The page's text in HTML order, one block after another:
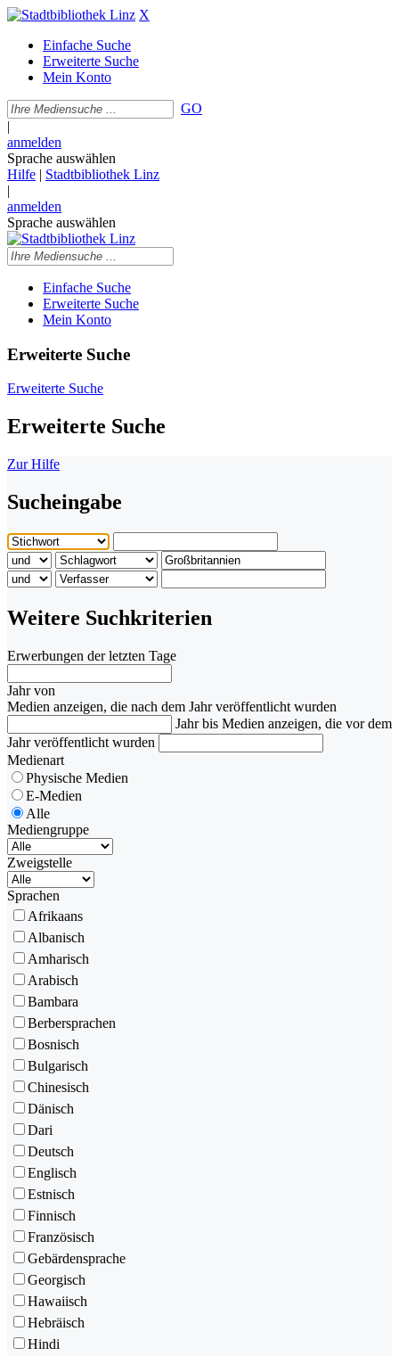
X
Einfache Suche
Erweiterte Suche
Mein Konto
GO
|
anmelden
Sprache auswählen
Hilfe | Stadtbibliothek Linz
|
anmelden
Sprache auswählen
Einfache Suche
Erweiterte Suche
Mein Konto
Erweiterte Suche
Erweiterte Suche
Erweiterte Suche
Zur Hilfe
Sucheingabe
Weitere Suchkriterien
Erwerbungen der letzten Tage
Jahr von
Medien anzeigen, die nach dem Jahr veröffentlicht wurden
Jahr bis Medien anzeigen, die vor dem
Jahr veröffentlicht wurden
Medienart
Physische Medien
E-Medien
Alle
Mediengruppe
Zweigstelle
Sprachen
Afrikaans
Albanisch
Amharisch
Arabisch
Bambara
Berbersprachen
Bosnisch
Bulgarisch
Chinesisch
Dänisch
Dari
Deutsch
Englisch
Estnisch
Finnisch
Französisch
Gebärdensprache
Georgisch
Hawaiisch
Hebräisch
Hindi